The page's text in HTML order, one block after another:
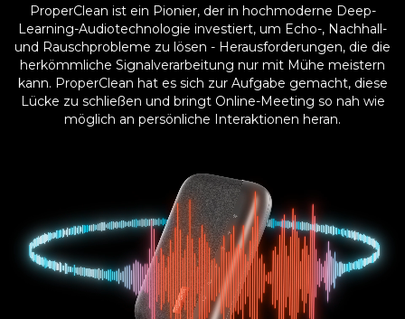
ProperClean ist ein Pionier, der in hochmoderne Deep-
Learning-Audiotechnologie investiert, um Echo-, Nachhall-
und Rauschprobleme zu lösen - Herausforderungen, die die
herkömmliche Signalverarbeitung nur mit Mühe meistern
kann. ProperClean hat es sich zur Aufgabe gemacht, diese
Lücke zu schließen und bringt Online-Meeting so nah wie
möglich an persönliche Interaktionen heran.